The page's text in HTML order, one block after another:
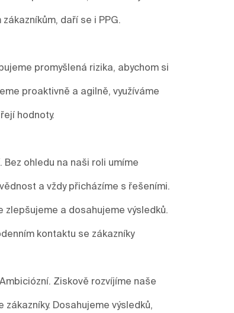
daří se i PPG.
promyšlená rizika, abychom si
proaktivně a agilně, využíváme
hodnoty.
ohledu na naši roli umíme
a vždy přicházíme s řešeními.
a dosahujeme výsledků.
kontaktu se zákazníky
Ziskově rozvíjíme naše
Dosahujeme výsledků,